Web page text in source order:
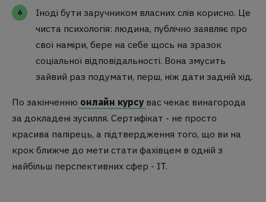
Іноді бути заручником власних слів корисно. Це
чиста психологія: людина, публічно заявляє про
свої наміри, бере на себе щось на зразок
соціальної відповідальності. Вона змусить
зайвий раз подумати, перш, ніж дати задній хід.
По закінченню онлайн курсу вас чекає винагорода
за докладені зусилля. Сертифікат - не просто
красива папірець, а підтвердження того, що ви на
крок ближче до мети стати фахівцем в одній з
найбільш перспективних сфер - IT.